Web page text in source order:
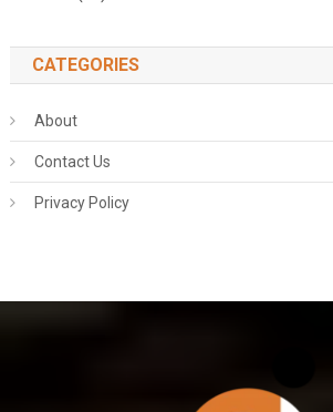
CATEGORIES
About
Contact Us
Privacy Policy